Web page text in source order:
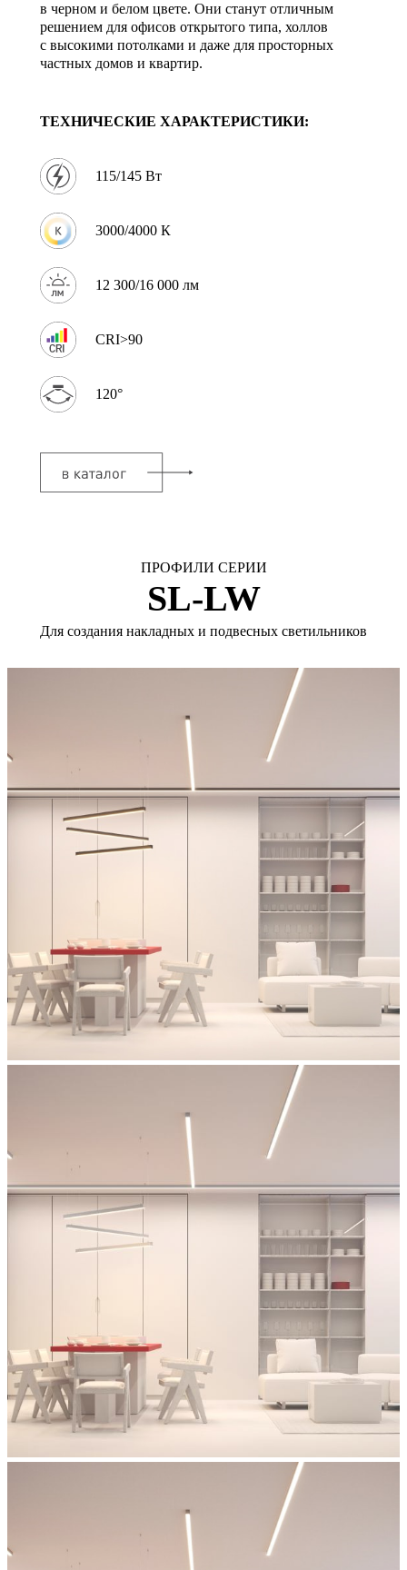
в черном и белом цвете. Они станут отличным
решением для офисов открытого типа, холлов
с высокими потолками и даже для просторных
частных домов и квартир.
ТЕХНИЧЕСКИЕ ХАРАКТЕРИСТИКИ:
115/145 Вт
3000/4000 К
12 300/16 000 лм
CRI>90
120°
ПРОФИЛИ СЕРИИ
SL-LW
Для создания накладных и подвесных светильников